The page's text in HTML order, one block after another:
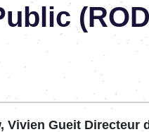
Gueit Direc­teur